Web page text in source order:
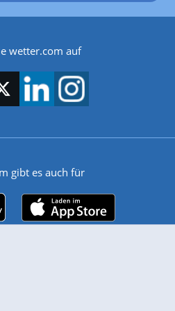
wetter.com auf
gibt es auch für